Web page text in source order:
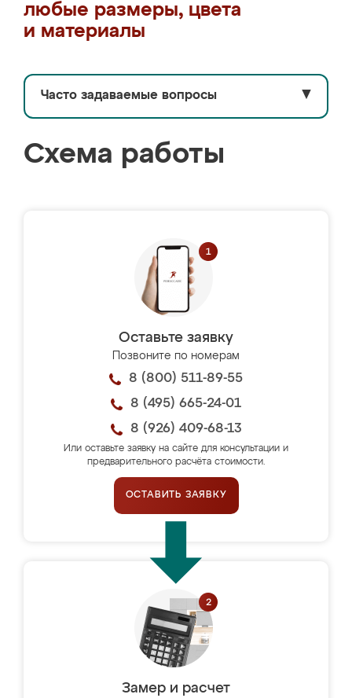
любые размеры, цвета
и материалы
Часто задаваемые вопросы ▼
Схема работы
Оставьте заявку
Позвоните по номерам
8 (800) 511-89-55
8 (495) 665-24-01
8 (926) 409-68-13
Или оставьте заявку на сайте для консультации и
предварительного расчёта стоимости.
ОСТАВИТЬ ЗАЯВКУ
Замер и расчет